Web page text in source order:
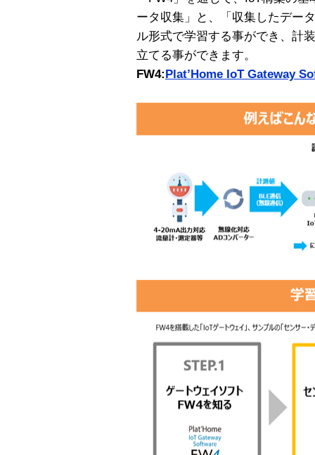
ータ収集」と、「収集したデー
ル形式で学習する事ができ、計
立てる事ができます。
FW4:Plat’Home IoT Gateway